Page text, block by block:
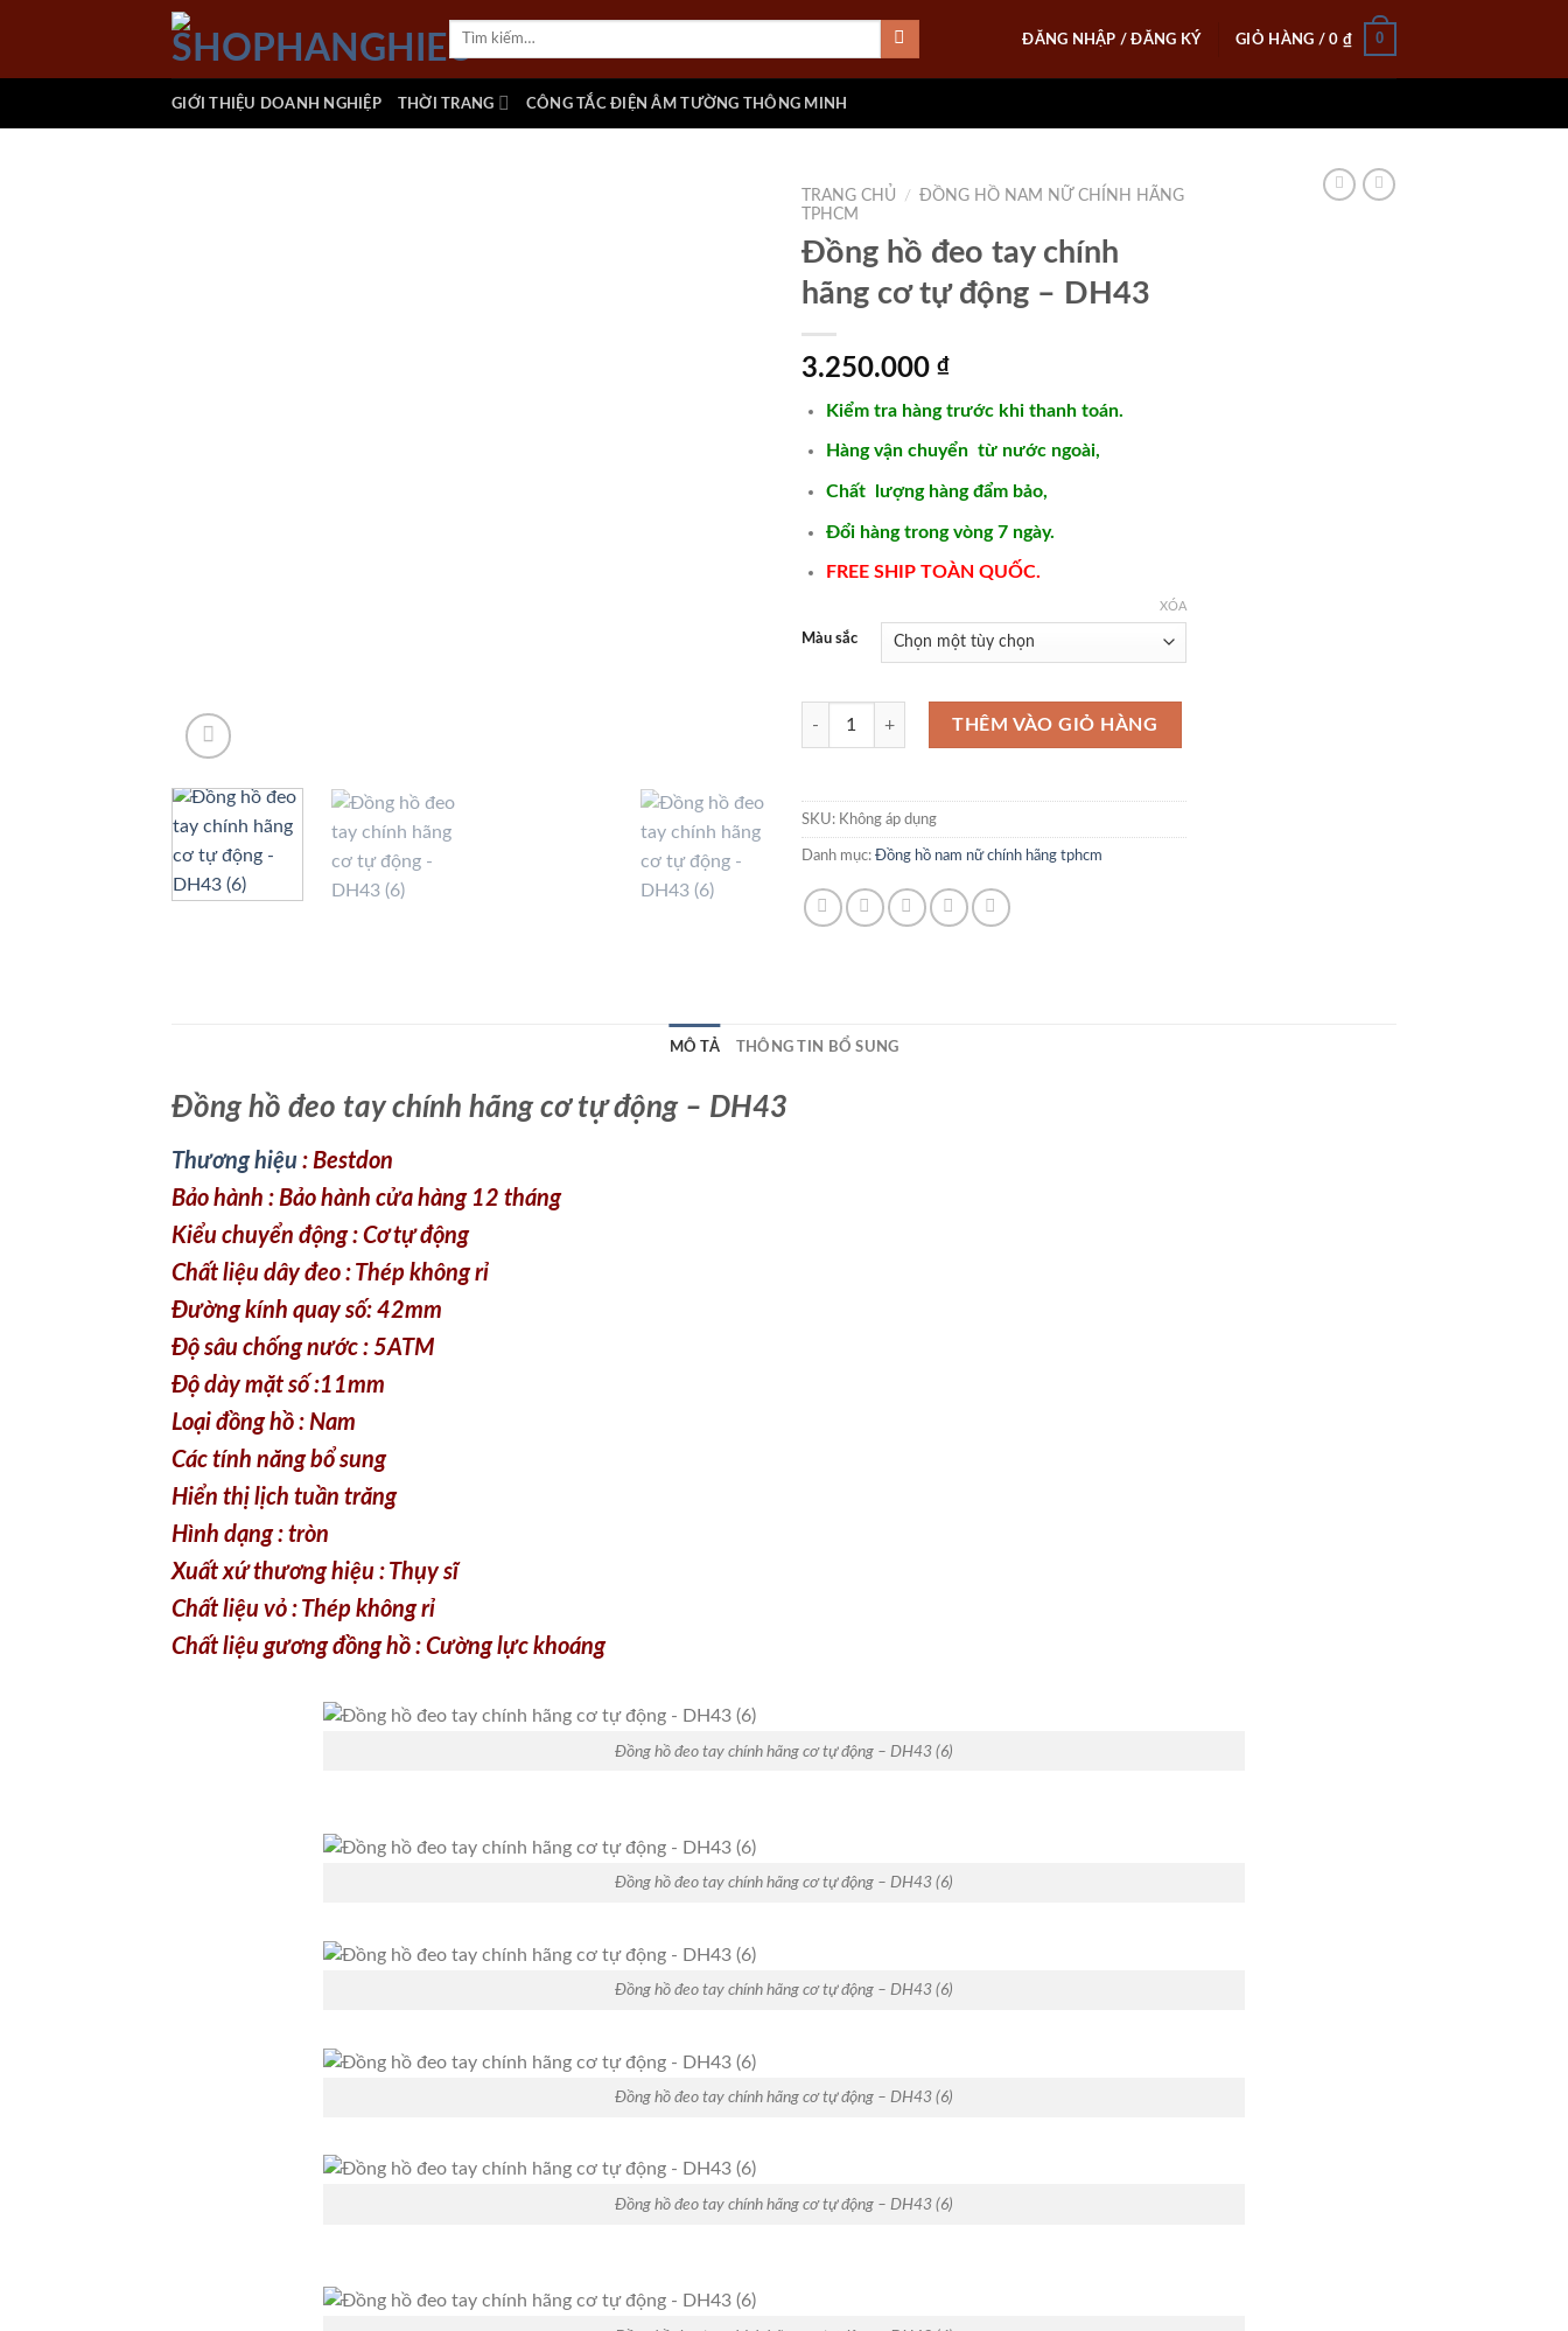
Tìm
ĐĂNG NHẬP / ĐĂNG KÝ GIỎ HÀNG /0 ₫ 0
GIỚI THIỆU DOANH NGHIỆP THỜI TRANG CÔNG TẮC ĐIỆN ÂM TƯỜNG THÔNG MINH
TRANG CHỦ / ĐỒNG HỒ NAM NỮ CHÍNH HÃNG
TPHCM
Đồng hồ đeo tay chính
hãng cơ tự động – DH43
3.250.000 ₫
Kiểm tra hàng trước khi thanh toán.
Hàng vận chuyển từ nước ngoài,
Chất lượng hàng đẩm bảo,
Đổi hàng trong vòng 7 ngày.
FREE SHIP TOÀN QUỐC.
Màu sắc
XÓA
Đồng hồ đeo tay chính hãng cơ tự động - DH43 số lượng
THÊM VÀO GIỎ HÀNG
SKU: Không áp dụng
Danh mục: Đồng hồ nam nữ chính hãng tphcm
MÔ TẢ THÔNG TIN BỔ SUNG
Đồng hồ đeo tay chính hãng cơ tự động – DH43
Thương hiệu : Bestdon
Bảo hành : Bảo hành cửa hàng 12 tháng
Kiểu chuyển động : Cơ tự động
Chất liệu dây đeo : Thép không rỉ
Đường kính quay số: 42mm
Độ sâu chống nước : 5ATM
Độ dày mặt số :11mm
Loại đồng hồ : Nam
Các tính năng bổ sung
Hiển thị lịch tuần trăng
Hình dạng : tròn
Xuất xứ thương hiệu : Thụy sĩ
Chất liệu vỏ : Thép không rỉ
Chất liệu gương đồng hồ : Cường lực khoáng
Đồng hồ đeo tay chính hãng cơ tự động – DH43 (6)
Đồng hồ đeo tay chính hãng cơ tự động – DH43 (6)
Đồng hồ đeo tay chính hãng cơ tự động – DH43 (6)
Đồng hồ đeo tay chính hãng cơ tự động – DH43 (6)
Đồng hồ đeo tay chính hãng cơ tự động – DH43 (6)